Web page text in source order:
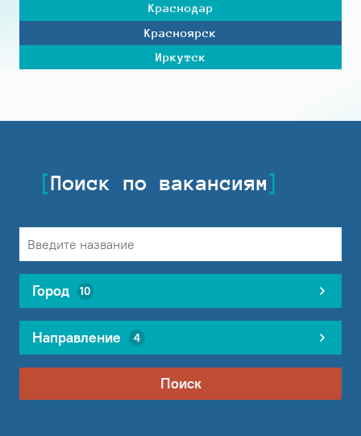
Краснодар
Красноярск
Иркутск
Поиск по вакансиям
Город 10
Направление 4
Поиск